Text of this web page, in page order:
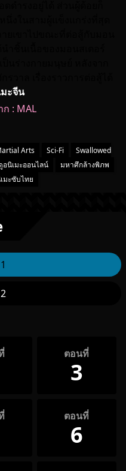
ะจีน
ก : MAL
Arts Sci-Fi
Swallowed
อนิเมะออนไลน์
มหาศึกล้างพิภพ
มะซับไทย
ตอนที่
3
ตอนที่
6